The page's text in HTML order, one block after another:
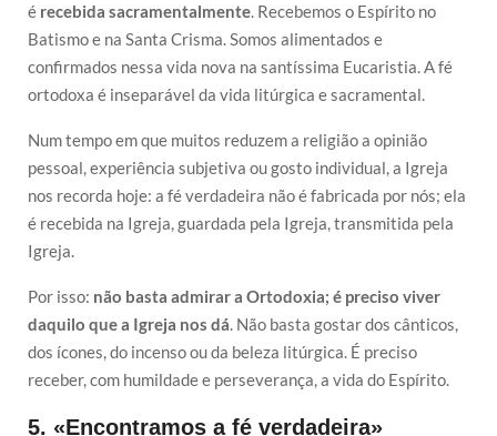
é recebida sacramentalmente. Recebemos o Espírito no
Batismo e na Santa Crisma. Somos alimentados e
confirmados nessa vida nova na santíssima Eucaristia. A fé
ortodoxa é inseparável da vida litúrgica e sacramental.
Num tempo em que muitos reduzem a religião a opinião
pessoal, experiência subjetiva ou gosto individual, a Igreja
nos recorda hoje: a fé verdadeira não é fabricada por nós; ela
é recebida na Igreja, guardada pela Igreja, transmitida pela
Igreja.
Por isso: não basta admirar a Ortodoxia; é preciso viver
daquilo que a Igreja nos dá. Não basta gostar dos cânticos,
dos ícones, do incenso ou da beleza litúrgica. É preciso
receber, com humildade e perseverança, a vida do Espírito.
5. «Encontramos a fé verdadeira»